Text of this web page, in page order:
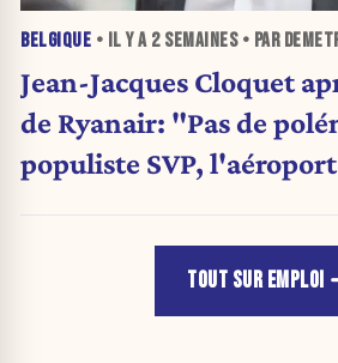
BELGIQUE • IL Y A 2 SEMAINES• PAR
Jean-Jacques Cloquet
de Ryanair: "Pas de polémique
populiste SVP,
TOUT SUR EMPLOI